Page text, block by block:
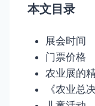
本文目录
展会时间
门票价格
农业展的
《农业总